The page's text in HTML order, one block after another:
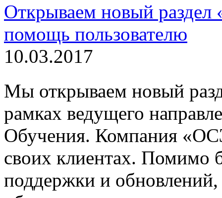
Открываем новый раздел
помощь пользователю
10.03.2017
Мы открываем новый
рамках ведущего
Обучения. Компания
своих клиентах. Помимо
поддержки и